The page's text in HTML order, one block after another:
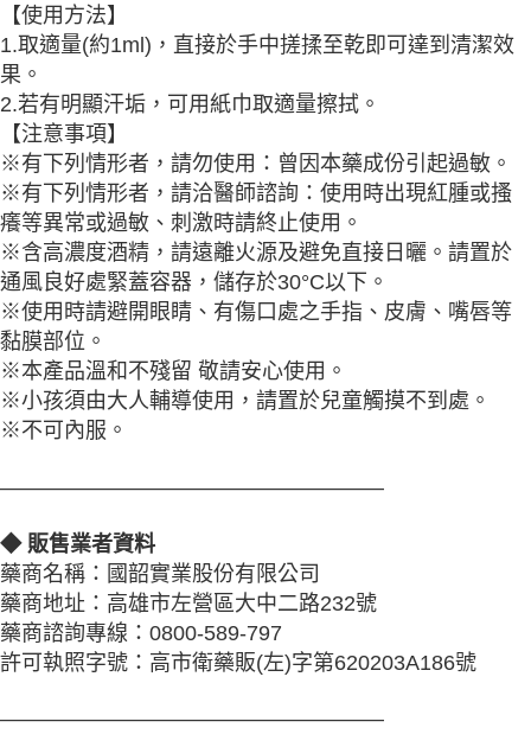
【使用方法】
1.取適量(約1ml)，直接於手中搓揉至乾即可達到清潔效
果。
2.若有明顯汗垢，可用紙巾取適量擦拭。
【注意事項】
※有下列情形者，請勿使用：曾因本藥成份引起過敏。
※有下列情形者，請洽醫師諮詢：使用時出現紅腫或搔
癢等異常或過敏、刺激時請終止使用。
※含高濃度酒精，請遠離火源及避免直接日曬。請置於
通風良好處緊蓋容器，儲存於30°C以下。
※使用時請避開眼睛、有傷口處之手指、皮膚、嘴唇等
黏膜部位。
※本產品溫和不殘留 敬請安心使用。
※小孩須由大人輔導使用，請置於兒童觸摸不到處。
※不可內服。
——————————————————
◆ 販售業者資料
藥商名稱：國韶實業股份有限公司
藥商地址：高雄市左營區大中二路232號
藥商諮詢專線：0800-589-797
許可執照字號：高市衛藥販(左)字第620203A186號
——————————————————